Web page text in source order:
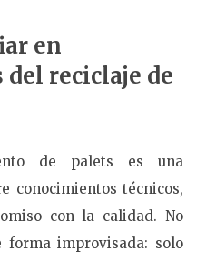
en
reciclaje de
de palets es una
conocimientos técnicos,
con la calidad. No
forma improvisada: solo